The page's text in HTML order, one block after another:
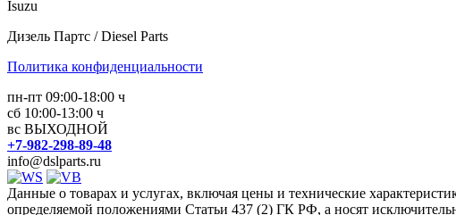
Isuzu
Дизель Партс / Diesel Parts
Политика конфиденциальности
пн-пт 09:00-18:00 ч
сб 10:00-13:00 ч
вс ВЫХОДНОЙ
+7-982-298-89-48
info@dslparts.ru
Данные о товарах и услугах, включая цены и технические
определяемой положениями Статьи 437 (2) ГК РФ, а носят